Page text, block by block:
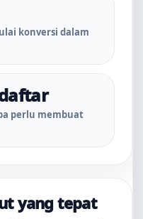
konversi dalam
perlu membuat
yang tepat